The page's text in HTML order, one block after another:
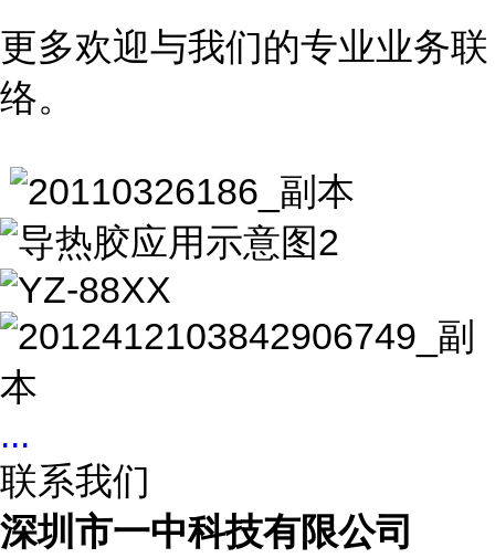
更多欢迎与我们的专业业务联
络。
...
联系我们
深圳市一中科技有限公司